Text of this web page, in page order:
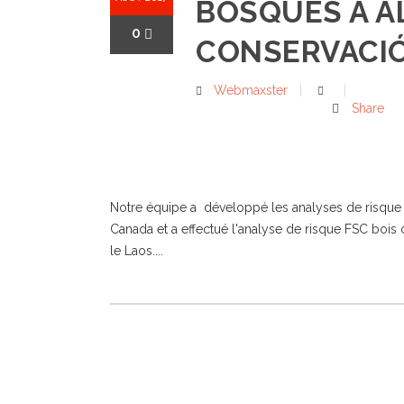
0
BOSQUES A
Webmaxster
Share
Notre équipe a développé les analyses de
Canada et a effectué l'analyse de risque FSC
le Laos....